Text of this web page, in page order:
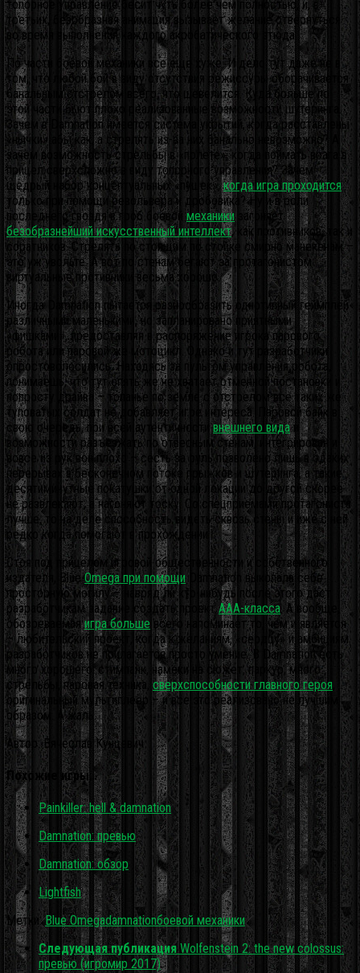
топорное управление бесит чуть более чем полностью, и, в-
третьих, безобразная анимация вызывает желание отвернуться
во время выполнения каждого акробатического этюда.
По части боевой механики все еще хуже. И дело тут даже не в
том, что любой бой в виду отсутствия режиссуры оборачивается
банальным отстрелом всего, что шевелится. Куда больше по
этой части бьют плохо реализованные возможности шутеринга.
Зачем в Damnation имеется система укрытий, когда расставлены
«нычки» абы как, а стрелять из-за них банально невозможно? А
зачем возможность стрельбы в «полете», когда поймать врага в
прицел сверхсложно в виду топорного управления? Зачем
щедрый набор концептуальных «пушек»,когда игра проходится
только при помощи револьвера и дробовика? Ну и в роли
последнего гвоздя в гроб боевой механики загоняет
безобразнейший искусственный интеллект, как противников, так и
соратников. Стрелять по стоящим по стойке смирно манекенам –
это уж увольте. А вот по стенам бегают за протагонистом
виртуальные противники весьма хорошо.
Иногда Damnation пытается разнообразить однотипный геймплей
различными маленькими, но запланировано приятными
«фишками», предоставляя в распоряжение игрока парового
робота или паровой же мотоцикл. Однако и тут разработчики
опростоволосились. Находясь за пультом управления робота,
понимаешь, что тут опять же не хватает отменной постановки и
попросту драйва – топанье по земле с отстрелом все таких же
туповатых солдат не добавляет игре интереса. Паровой байк в
свою очередь, при всей аутентичностивнешнего видаи
возможности разъезжать по отвесным стенам, интегрирован и
вовсе из рук вон плохо – сесть за руль позволено лишь в эдаких
перерывах в бесконечном потоке прыжков и шутеринга, а такие
десятиминутные покатушки от одной локации до другой скорее
не развлекают, а нагоняют тоску. Со спецприемами протагониста
лучше, то на деле способность видеть сквозь стены и иже с ней
редко когда помогают в прохождении.
Стоя под прицелом игровой общественности и собственного
издателя, BlueOmega при помощи Damnation выкопала себе
просторную могилу – навряд ли кто-нибудь после этого даст
разработчикам задание создать проектААА-класса. А вообще,
обозреваемаяигра больше всего напоминает то, чем и является
– любительский проект, когда к желаниям, «сердцу» и амбициям
разработчиков не прилагается просто умение. В Damnation есть
много хорошего: стимпанк, намеки на сюжет, паркур, много
стрельбы, паровая техника, сверхспособности главного героя
оригинальный мультиплеер – и все это реализовано не лучшим
образом. А жаль.
Автор: Вячеслав Кунцевич
Похожие игры…
Painkiller: hell & damnation
Damnation: превью
Damnation: обзор
Lightfish
Метки: Blue Omegadamnationбоевой механики
Следующая публикация Wolfenstein 2: the new colossus:
превью (игромир 2017)